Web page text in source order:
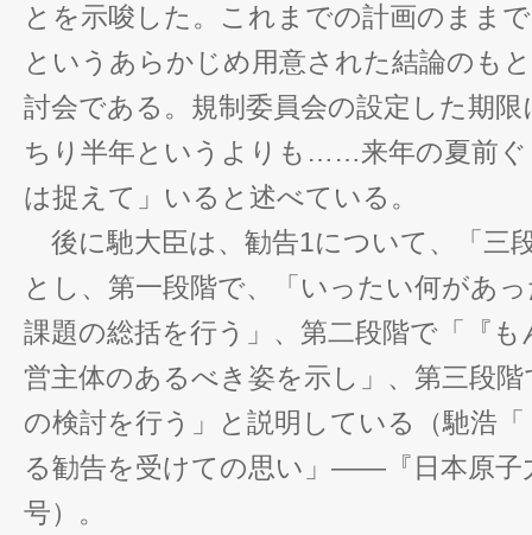
とを示唆した。これまでの計画のまま
というあらかじめ用意された結論のも
討会である。規制委員会の設定した期
ちり半年というよりも……来年の夏前ぐ
は捉えて」いると述べている。
後に馳大臣は、勧告1について、「三
とし、第一段階で、「いったい何があ
課題の総括を行う」、第二段階で「『
営主体のあるべき姿を示し」、第三段
の検討を行う」と説明している（馳浩
る勧告を受けての思い」――『日本原子
号）。